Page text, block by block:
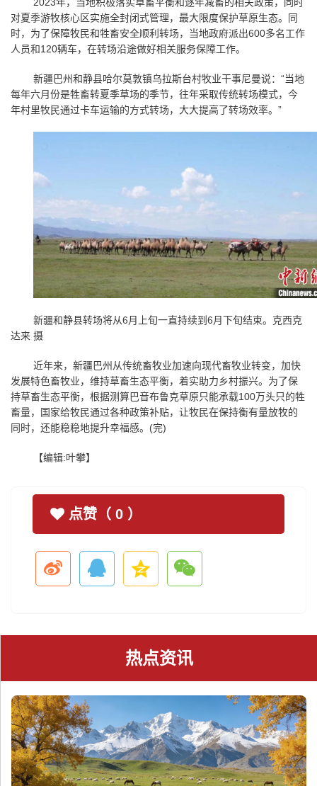
对夏季游牧核心区实施全封闭式管理，最大限度保护草原生态。同
时，为了保障牧民和牲畜安全顺利转场，当地政府派出600多名工作
人员和120辆车，在转场沿途做好相关服务保障工作。
新疆巴州和静县哈尔莫敦镇乌拉斯台村牧业干事尼曼说： “当地
每年六月份是牲畜转夏季草场的季节，往年采取传统转场模式，今
年村里牧民通过卡车运输的方式转场，大大提高了转场效率。 ”
新疆和静县转场将从6月上旬一直持续到 6月下旬结束。克西克
达来 摄
近年来，新疆巴州从传统畜牧业加速向现代畜牧业转变，加快
发展特色畜牧业，维持草畜生态平衡，着实助力乡村振兴。为了保
持草畜生态平衡，根据测算巴音布鲁克草原只能承载100万头只的牲
畜量，国家给牧民通过各种政策补贴，让牧民在保持衡有量放牧的
同时，还能稳稳地提升幸福感。 (完)
【编辑:叶攀】
点赞（ 0 ）
热点资讯